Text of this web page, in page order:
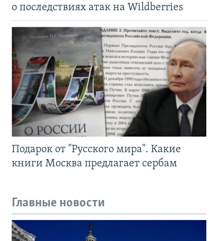
о последствиях атак на Wildberries
Подарок от "Русского мира". Какие
книги Москва предлагает сербам
Главные новости